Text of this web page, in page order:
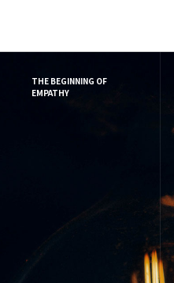
THE BEGINNING OF
EMPATHY